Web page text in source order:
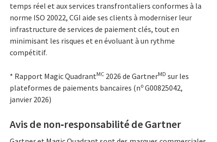
temps réel et aux services transfrontaliers conformes à la
norme ISO 20022, CGI aide ses clients à moderniser leur
infrastructure de services de paiement clés, tout en
minimisant les risques et en évoluant à un rythme
compétitif.
* Rapport Magic QuadrantMC 2026 de GartnerMD sur les
plateformes de paiements bancaires (no G00825042,
janvier 2026)
Avis de non‑responsabilité de Gartner